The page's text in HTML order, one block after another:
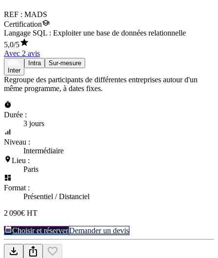
REF : MADS
Certification
Langage SQL : Exploiter une base de données relationnelle
5,0/5
Avec 2 avis
Inter
Intra Sur-mesure
Regroupe des participants de différentes entreprises autour d'un
même programme, à dates fixes.
Durée :
3 jours
Niveau :
Intermédiaire
Lieu :
Paris
Format :
Présentiel / Distanciel
2 090€ HT
Choisir et réserverDemander un devis